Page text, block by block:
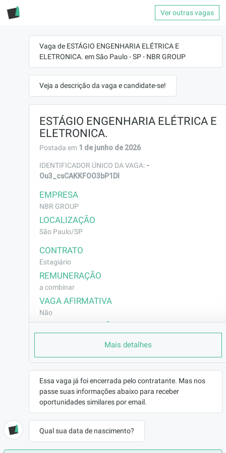
Ver outras vagas
Vaga de ESTÁGIO ENGENHARIA ELÉTRICA E
ELETRONICA. em São Paulo - SP - NBR GROUP
Veja a descrição da vaga e candidate-se!
ESTÁGIO ENGENHARIA ELÉTRICA E
ELETRONICA.
Postada em 1 de junho de 2026
IDENTIFICADOR ÚNICO DA VAGA: -
Ou3_csCAKKFOO3bP1DI
EMPRESA
NBR GROUP
LOCALIZAÇÃO
São Paulo/SP
CONTRATO
Estagiário
REMUNERAÇÃO
a combinar
VAGA AFIRMATIVA
Não
BENEFÍCIOS
VT
VR R$40,00 por dia
Seguro de vida
Carga Horária: segunda a sexta, 6h por dia, de segunda
a sexta-feira das 10:00 as 17:00.
Modalidade: 100% presencial
Mais detalhes
Essa vaga já foi encerrada pelo contratante. Mas nos
passe suas informações abaixo para receber
oportunidades similares por email.
Qual sua data de nascimento?